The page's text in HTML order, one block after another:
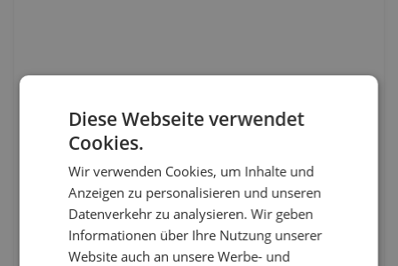
Diese Webseite verwendet
Cookies.
Wir verwenden Cookies, um Inhalte und
Anzeigen zu personalisieren und unseren
Datenverkehr zu analysieren. Wir geben
Informationen über Ihre Nutzung unserer
Website auch an unsere Werbe- und